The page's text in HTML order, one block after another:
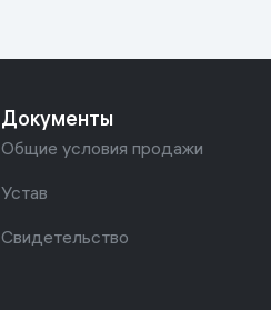
Документы
Общие условия продажи
Устав
Свидетельство